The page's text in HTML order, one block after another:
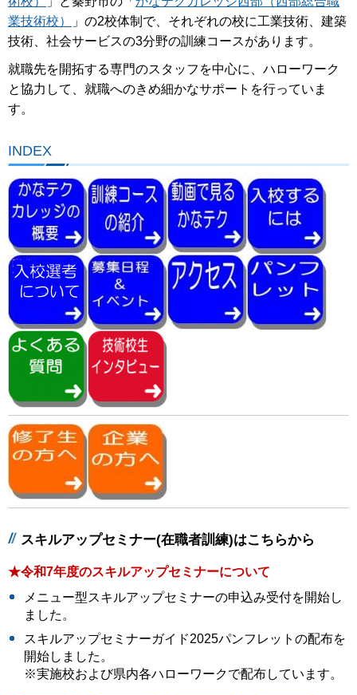
業技術校）
」の2校体制で、それぞれの校に工業技術、建築
技術、社会サービスの3分野の訓練コースがあります。
就職先を開拓する専門のスタッフを中心に、ハローワーク
と協力して、就職へのきめ細かなサポートを行っていま
す。
INDEX
スキルアップセミナー(在職者訓練)はこちらから
★令和7年度のスキルアップセミナーについて
メニュー型スキルアップセミナーの申込み受付を開始し
ました。
スキルアップセミナーガイド2025パンフレットの配布を
開始しました。
※実施校および県内各ハローワークで配布しています。